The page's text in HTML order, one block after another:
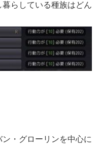
らしている種族はどん
・グローリンを中心に